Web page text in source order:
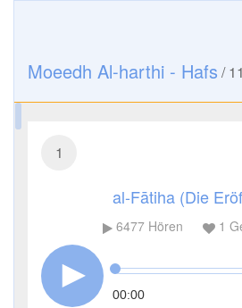
Moeedh Al-harthi - Hafs /
1
al-Fātiha (Die
6477Hören 1
00:00